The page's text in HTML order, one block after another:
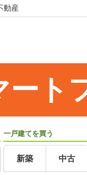
動産
ート
一戸建てを買う
新築 中古